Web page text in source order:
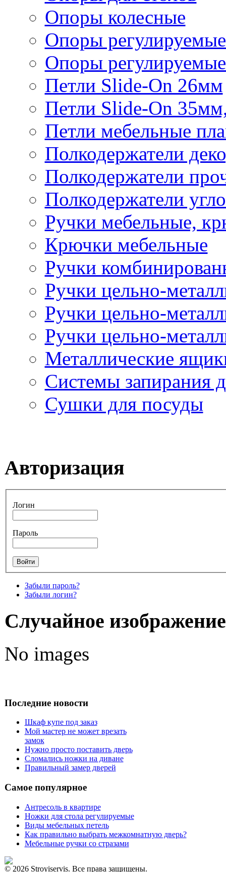
Опоры колесные
Опоры
Опоры
Петли Slide-On 26мм
Петли Slide-On
Петли мебельные
Полкодержатели
Полкодержатели
Полкодержатели
Ручки мебельные,
Крючки мебельные
Ручки
Ручки цельно-
Ручки цельно-
Ручки цельно-
Металлические
Системы запирания
Сушки для посуды
Авторизация
Логин
Пароль
Забыли пароль?
Забыли логин?
Случайное изображение
No images
Последние новости
Шкаф купе под заказ
Мой мастер не может врезать
замок
Нужно просто поставить дверь
Сломались ножки на диване
Правильный замер дверей
Самое популярное
Антресоль в квартире
Ножки для стола регулируемые
Виды мебельных петель
Как правильно выбрать межкомнатную дверь?
Мебельные ручки со стразами
© 2026 Stroyiservis. Все права защищены.